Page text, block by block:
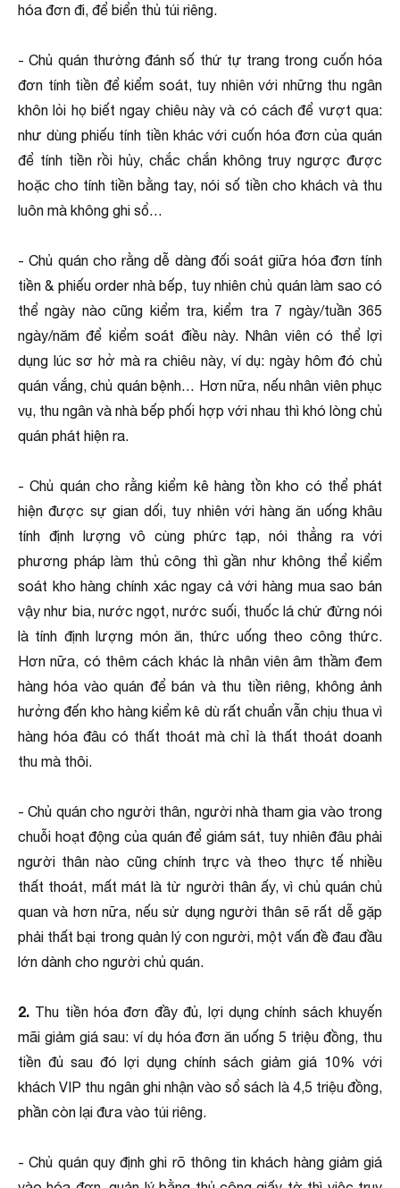
hóa đơn đi, để biển thủ túi riêng.
- Chủ quán thường đánh số thứ tự trang trong cuốn hóa
đơn tính tiền để kiểm soát, tuy nhiên với những thu ngân
khôn lỏi họ biết ngay chiêu này và có cách để vượt qua:
như dùng phiếu tính tiền khác với cuốn hóa đơn của quán
để tính tiền rồi hủy, chắc chắn không truy ngược được
hoặc cho tính tiền bằng tay, nói số tiền cho khách và thu
luôn mà không ghi sổ…
- Chủ quán cho rằng dễ dàng đối soát giữa hóa đơn tính
tiền & phiếu order nhà bếp, tuy nhiên chủ quán làm sao có
thể ngày nào cũng kiểm tra, kiểm tra 7 ngày/tuần 365
ngày/năm để kiểm soát điều này. Nhân viên có thể lợi
dụng lúc sơ hở mà ra chiêu này, ví dụ: ngày hôm đó chủ
quán vắng, chủ quán bệnh… Hơn nữa, nếu nhân viên phục
vụ, thu ngân và nhà bếp phối hợp với nhau thì khó lòng chủ
quán phát hiện ra.
- Chủ quán cho rằng kiểm kê hàng tồn kho có thể phát
hiện được sự gian dối, tuy nhiên với hàng ăn uống khâu
tính định lượng vô cùng phức tạp, nói thẳng ra với
phương pháp làm thủ công thì gần như không thể kiểm
soát kho hàng chính xác ngay cả với hàng mua sao bán
vậy như bia, nước ngọt, nước suối, thuốc lá chứ đừng nói
là tính định lượng món ăn, thức uống theo công thức.
Hơn nữa, có thêm cách khác là nhân viên âm thầm đem
hàng hóa vào quán để bán và thu tiền riêng, không ảnh
hưởng đến kho hàng kiểm kê dù rất chuẩn vẫn chịu thua vì
hàng hóa đâu có thất thoát mà chỉ là thất thoát doanh
thu mà thôi.
- Chủ quán cho người thân, người nhà tham gia vào trong
chuỗi hoạt động của quán để giám sát, tuy nhiên đâu phải
người thân nào cũng chính trực và theo thực tế nhiều
thất thoát, mất mát là từ người thân ấy, vì chủ quán chủ
quan và hơn nữa, nếu sử dụng người thân sẽ rất dễ gặp
phải thất bại trong quản lý con người, một vấn đề đau đầu
lớn dành cho người chủ quán.
2. Thu tiền hóa đơn đầy đủ, lợi dụng chính sách khuyến
mãi giảm giá sau: ví dụ hóa đơn ăn uống 5 triệu đồng, thu
tiền đủ sau đó lợi dụng chính sách giảm giá 10% với
khách VIP thu ngân ghi nhận vào sổ sách là 4,5 triệu đồng,
phần còn lại đưa vào túi riêng.
- Chủ quán quy định ghi rõ thông tin khách hàng giảm giá